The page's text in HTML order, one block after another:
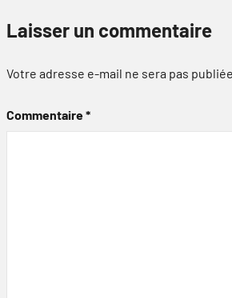
Laisser un commentaire
Votre adresse e-mail ne sera pas publiée.
Commentaire*